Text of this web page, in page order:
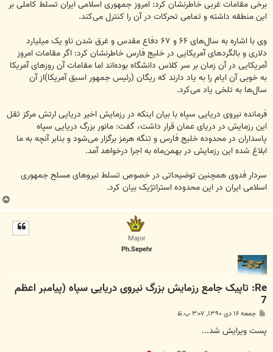
برخی مقامات غربی خاطرنشان کرد: امروز جمهوری اسلامی ایران تسلط کاملی بر
این منطقه داشته و تمامی تحرکات در آن را کنترل می‌کند.
وی با اشاره به سال‌های ۶۶ و ۶۷ دفاع مقدس و غرق شدن ناو یک میلیارد
دلاری و بالگرد‌های آمریکایی در خلیج فارس خاطرنشان کرد:‌ اگر مقامات امروز
آمریکایی در آن زمان بر سر کلاس دانشگاه بوده‌‌اند اما مقامات آن روزهای آمریکا
به خوبی آن ایام را به یاد دارند که ریگان (رئیس جمهور اسبق آمریکا)‌از آن
سال‌ها به تلخی یاد می‌کرد.
فرمانده نیروی دریایی سپاه با بیان اینکه در رزمایش اخیر دریایی ارتش مرکز ثقل
این رزمایش در دریای عمان قرار داشت، گفت: مانور بزرگ دریایی سپاه
پاسداران در محدوده خلیج فارس و تنگه هرمز برگزار می‌شود و بنابر آنچه به ما
ابلاغ شده این رزمایش در بهمن‌ماه به اجرا درخواهد آمد.
سردار فدوی همچنین توضیحاتی در خصوص تسلط نیروهای مسلح جمهوری
اسلامی ایران در این محدوده استراتژیک بیان کرد.
Major
Ph.Sepehr
Re: تاپیک جامع رزمایش بزرگ نیروی دریایی سپاه (پیامبر اعظم
7
ت
جمعه ۱۶ دی ۱۳۹۰, ۳:۰۷ ب.ظ
پست ویرایش شد...